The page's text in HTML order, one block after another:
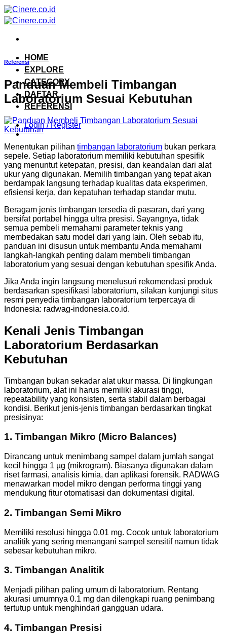
Skip
to
content
HOME
EXPLORE
CATEGORY
DAFTAR
REFERENSI
Login / Register
Referensi
Panduan Membeli Timbangan
Laboratorium Sesuai Kebutuhan
Menentukan pilihan timbangan laboratorium bukan perkara
sepele. Setiap laboratorium memiliki kebutuhan spesifik
yang menuntut ketepatan, presisi, dan keandalan dari alat
ukur yang digunakan. Memilih timbangan yang tepat akan
berdampak langsung terhadap kualitas data eksperimen,
efisiensi kerja, dan kepatuhan terhadap standar mutu.
Beragam jenis timbangan tersedia di pasaran, dari yang
bersifat portabel hingga ultra presisi. Sayangnya, tidak
semua pembeli memahami parameter teknis yang
membedakan satu model dari yang lain. Oleh sebab itu,
panduan ini disusun untuk membantu Anda memahami
langkah-langkah penting dalam membeli timbangan
laboratorium yang sesuai dengan kebutuhan spesifik Anda.
Jika Anda ingin langsung menelusuri rekomendasi produk
berdasarkan spesifikasi laboratorium, silakan kunjungi situs
resmi penyedia timbangan laboratorium terpercaya di
Indonesia: radwag-indonesia.co.id.
Kenali Jenis Timbangan
Laboratorium Berdasarkan
Kebutuhan
Timbangan bukan sekadar alat ukur massa. Di lingkungan
laboratorium, alat ini harus memiliki akurasi tinggi,
repeatability yang konsisten, serta stabil dalam berbagai
kondisi. Berikut jenis-jenis timbangan berdasarkan tingkat
presisinya:
1. Timbangan Mikro (Micro Balances)
Dirancang untuk menimbang sampel dalam jumlah sangat
kecil hingga 1 µg (mikrogram). Biasanya digunakan dalam
riset farmasi, analisis kimia, dan aplikasi forensik. RADWAG
menawarkan model mikro dengan performa tinggi yang
mendukung fitur otomatisasi dan dokumentasi digital.
2. Timbangan Semi Mikro
Memiliki resolusi hingga 0.01 mg. Cocok untuk laboratorium
analitik yang sering menangani sampel sensitif namun tidak
sebesar kebutuhan mikro.
3. Timbangan Analitik
Menjadi pilihan paling umum di laboratorium. Rentang
akurasi umumnya 0.1 mg dan dilengkapi ruang penimbang
tertutup untuk menghindari gangguan udara.
4. Timbangan Presisi